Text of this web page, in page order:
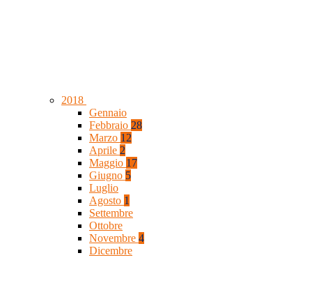
2018
Gennaio
Febbraio 28
Marzo 12
Aprile 2
Maggio 17
Giugno 5
Luglio
Agosto 1
Settembre
Ottobre
Novembre 4
Dicembre